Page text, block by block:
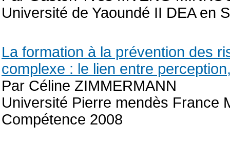
Université de Yaoundé II DEA en
La formation à la prévention des
complexe : le lien entre
Par Céline ZIMMERMANN
Université Pierre mendès France
Compétence 2008